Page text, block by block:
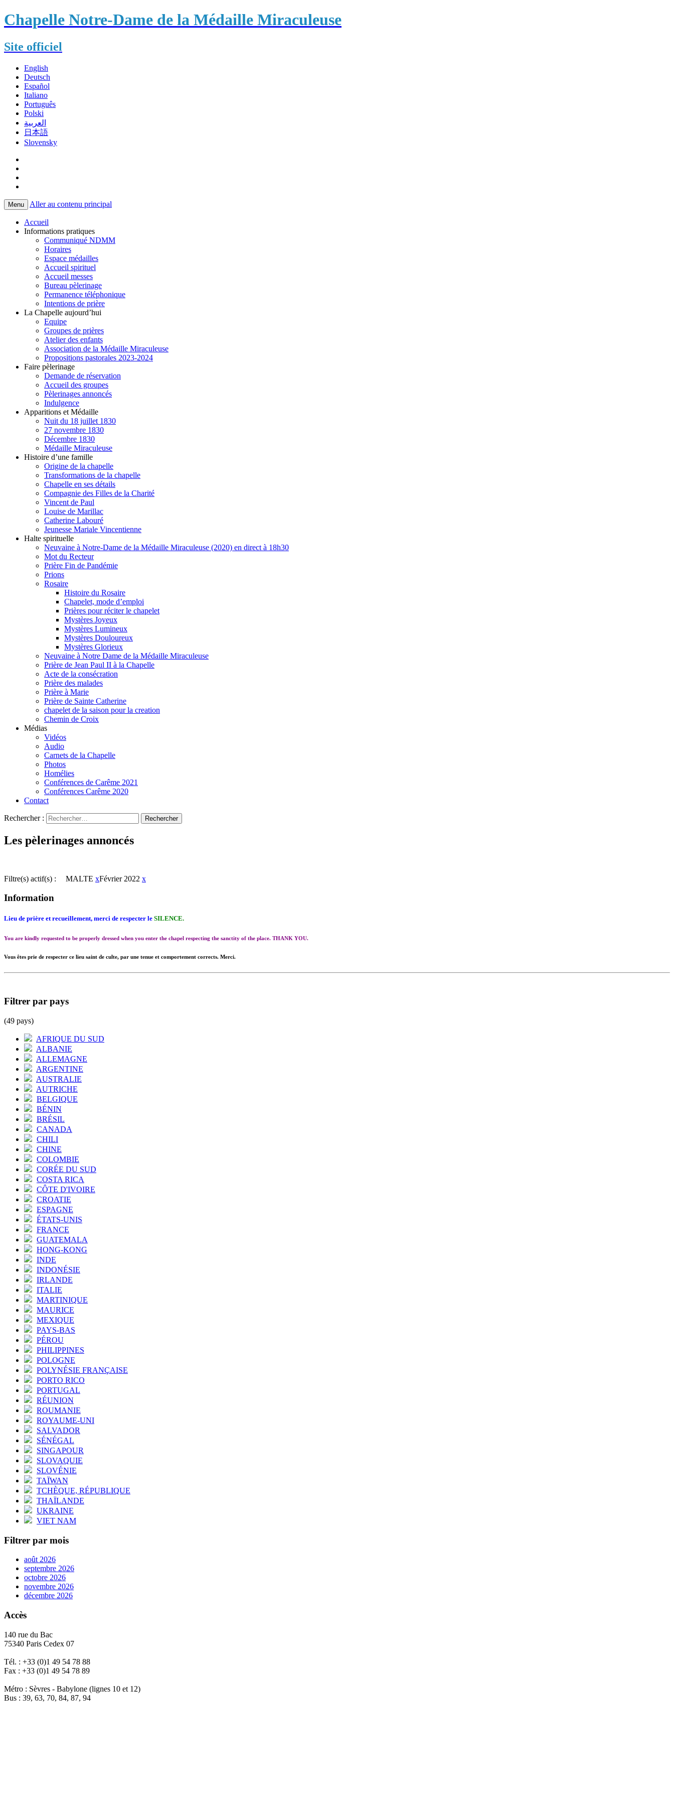
Chapelle Notre-Dame de la Médaille Miraculeuse
Site officiel
English
Deutsch
Español
Italiano
Português
Polski
العربية
日本語
Slovensky
Menu Aller au contenu principal
Accueil
Informations pratiques
Communiqué NDMM
Horaires
Espace médailles
Accueil spirituel
Accueil messes
Bureau pèlerinage
Permanence téléphonique
Intentions de prière
La Chapelle aujourd’hui
Equipe
Groupes de prières
Atelier des enfants
Association de la Médaille Miraculeuse
Propositions pastorales 2023-2024
Faire pèlerinage
Demande de réservation
Accueil des groupes
Pèlerinages annoncés
Indulgence
Apparitions et Médaille
Nuit du 18 juillet 1830
27 novembre 1830
Décembre 1830
Médaille Miraculeuse
Histoire d’une famille
Origine de la chapelle
Transformations de la chapelle
Chapelle en ses détails
Compagnie des Filles de la Charité
Vincent de Paul
Louise de Marillac
Catherine Labouré
Jeunesse Mariale Vincentienne
Halte spirituelle
Neuvaine à Notre-Dame de la Médaille Miraculeuse (2020) en direct à 18h30
Mot du Recteur
Prière Fin de Pandémie
Prions
Rosaire
Histoire du Rosaire
Chapelet, mode d’emploi
Prières pour réciter le chapelet
Mystères Joyeux
Mystères Lumineux
Mystères Douloureux
Mystères Glorieux
Neuvaine à Notre Dame de la Médaille Miraculeuse
Prière de Jean Paul II à la Chapelle
Acte de la consécration
Prière des malades
Prière à Marie
Prière de Sainte Catherine
chapelet de la saison pour la creation
Chemin de Croix
Médias
Vidéos
Audio
Carnets de la Chapelle
Photos
Homélies
Conférences de Carême 2021
Conférences Carême 2020
Contact
Rechercher :
Les pèlerinages annoncés
Filtre(s) actif(s) : MALTE xFévrier 2022 x
Information
Lieu de prière et recueillement, merci de respecter le SILENCE.
You are kindly requested to be properly dressed when you enter the chapel respecting the sanctity of the place. THANK YOU.
Vous êtes prie de respecter ce lieu saint de culte, par une tenue et comportement corrects. Merci.
Filtrer par pays
(49 pays)
AFRIQUE DU SUD
ALBANIE
ALLEMAGNE
ARGENTINE
AUSTRALIE
AUTRICHE
BELGIQUE
BÉNIN
BRÉSIL
CANADA
CHILI
CHINE
COLOMBIE
CORÉE DU SUD
COSTA RICA
CÔTE D'IVOIRE
CROATIE
ESPAGNE
ÉTATS-UNIS
FRANCE
GUATEMALA
HONG-KONG
INDE
INDONÉSIE
IRLANDE
ITALIE
MARTINIQUE
MAURICE
MEXIQUE
PAYS-BAS
PÉROU
PHILIPPINES
POLOGNE
POLYNÉSIE FRANÇAISE
PORTO RICO
PORTUGAL
RÉUNION
ROUMANIE
ROYAUME-UNI
SALVADOR
SÉNÉGAL
SINGAPOUR
SLOVAQUIE
SLOVÉNIE
TAÏWAN
TCHÈQUE, RÉPUBLIQUE
THAÏLANDE
UKRAINE
VIET NAM
Filtrer par mois
août 2026
septembre 2026
octobre 2026
novembre 2026
décembre 2026
Accès
140 rue du Bac
75340 Paris Cedex 07
Tél. : +33 (0)1 49 54 78 88
Fax : +33 (0)1 49 54 78 89
Métro : Sèvres - Babylone (lignes 10 et 12)
Bus : 39, 63, 70, 84, 87, 94